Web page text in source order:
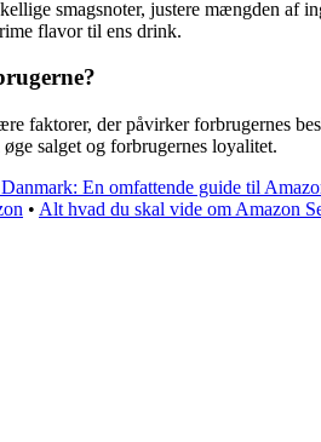
smagsnoter, justere mængden af
flavor til ens drink.
faktorer, der påvirker forbrugernes
salget og forbrugernes loyalitet.
En omfattende guide til
• Alt hvad du skal vide om Amazon